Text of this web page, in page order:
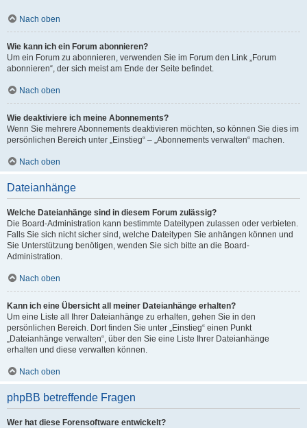
Nach oben
Wie kann ich ein Forum abonnieren?
Um ein Forum zu abonnieren, verwenden Sie im Forum den Link „Forum
abonnieren“, der sich meist am Ende der Seite befindet.
Nach oben
Wie deaktiviere ich meine Abonnements?
Wenn Sie mehrere Abonnements deaktivieren möchten, so können Sie dies im
persönlichen Bereich unter „Einstieg“ – „Abonnements verwalten“ machen.
Nach oben
Dateianhänge
Welche Dateianhänge sind in diesem Forum zulässig?
Die Board-Administration kann bestimmte Dateitypen zulassen oder verbieten.
Falls Sie sich nicht sicher sind, welche Dateitypen Sie anhängen können und
Sie Unterstützung benötigen, wenden Sie sich bitte an die Board-
Administration.
Nach oben
Kann ich eine Übersicht all meiner Dateianhänge erhalten?
Um eine Liste all Ihrer Dateianhänge zu erhalten, gehen Sie in den
persönlichen Bereich. Dort finden Sie unter „Einstieg“ einen Punkt
„Dateianhänge verwalten“, über den Sie eine Liste Ihrer Dateianhänge
erhalten und diese verwalten können.
Nach oben
phpBB betreffende Fragen
Wer hat diese Forensoftware entwickelt?